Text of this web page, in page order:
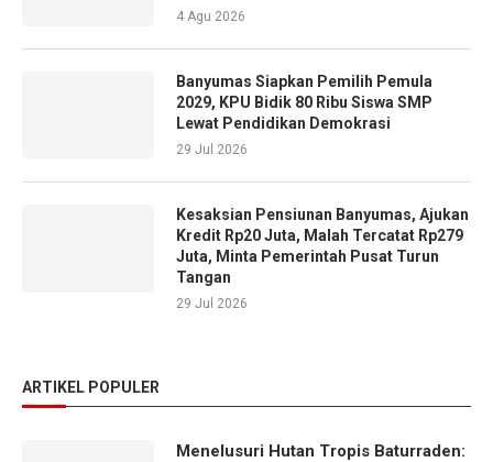
4 Agu 2026
Banyumas Siapkan Pemilih Pemula
2029, KPU Bidik 80 Ribu Siswa SMP
Lewat Pendidikan Demokrasi
29 Jul 2026
Kesaksian Pensiunan Banyumas, Ajukan
Kredit Rp20 Juta, Malah Tercatat Rp279
Juta, Minta Pemerintah Pusat Turun
Tangan
29 Jul 2026
ARTIKEL POPULER
Menelusuri Hutan Tropis Baturraden: